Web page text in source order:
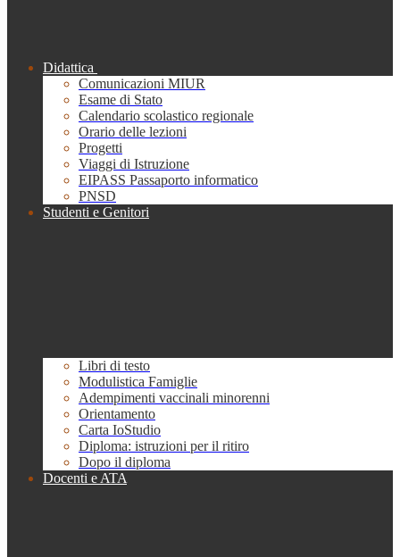
Didattica
Comunicazioni MIUR
Esame di Stato
Calendario scolastico regionale
Orario delle lezioni
Progetti
Viaggi di Istruzione
EIPASS Passaporto informatico
PNSD
Studenti e Genitori
Libri di testo
Modulistica Famiglie
Adempimenti vaccinali minorenni
Orientamento
Carta IoStudio
Diploma: istruzioni per il ritiro
Dopo il diploma
Docenti e ATA